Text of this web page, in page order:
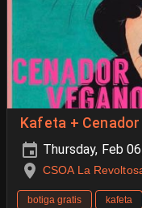
Kafeta +
Thursday, Feb
CSOA La
botiga gratis kafeta